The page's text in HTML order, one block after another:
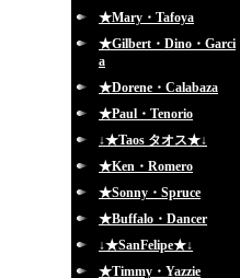
★Mary・Tafoya
★Gilbert・Dino・Garci
a
★Dorene・Calabaza
★Paul・Tenorio
↓★Taos タオス★↓
★Ken・Romero
★Sonny・Spruce
★Buffalo・Dancer
↓★SanFelipe★↓
★Timmy・Yazzie